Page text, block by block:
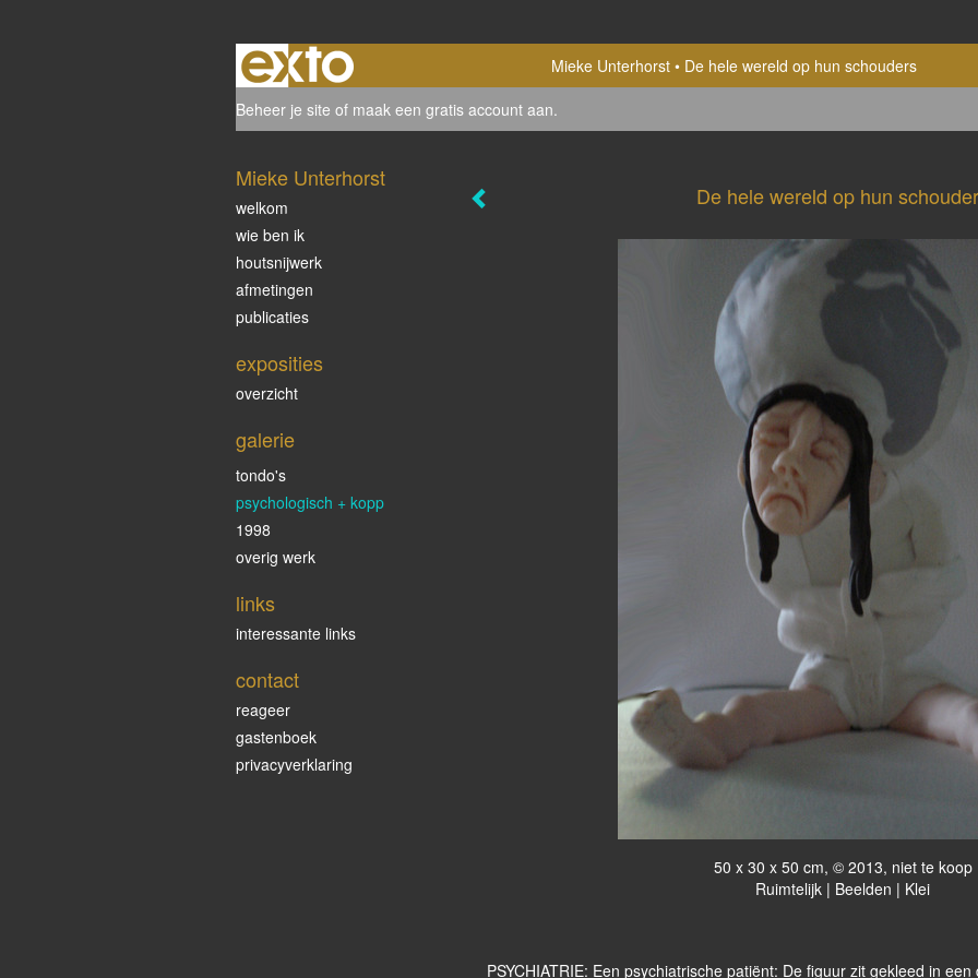
Mieke Unterhorst
De hele wereld op hun schouders
Beheer je site of maak een gratis account aan.
De hele wereld op hun
50 x 30 x 50 cm, © 2013, niet te koop
Ruimtelijk | Beelden | Klei
PSYCHIATRIE: Een psychiatrische patiënt: De figuur zit gekleed in
Mieke Unterhorst
welkom
wie ben ik
houtsnijwerk
afmetingen
publicaties
exposities
overzicht
galerie
tondo's
psychologisch + kopp
1998
overig werk
links
interessante links
contact
reageer
gastenboek
privacyverklaring